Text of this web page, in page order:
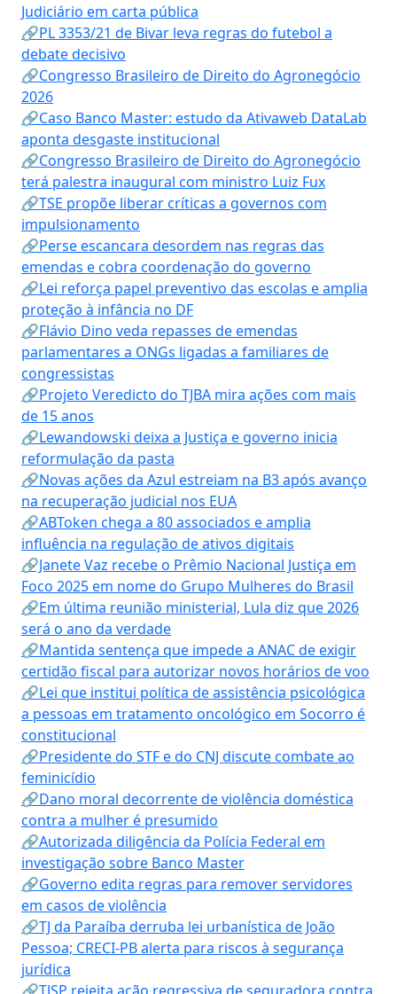
Judiciário em carta pública
🔗PL 3353/21 de Bivar leva regras do futebol a
debate decisivo
🔗Congresso Brasileiro de Direito do Agronegócio
2026
🔗Caso Banco Master: estudo da Ativaweb DataLab
aponta desgaste institucional
🔗Congresso Brasileiro de Direito do Agronegócio
terá palestra inaugural com ministro Luiz Fux
🔗TSE propõe liberar críticas a governos com
impulsionamento
🔗Perse escancara desordem nas regras das
emendas e cobra coordenação do governo
🔗Lei reforça papel preventivo das escolas e amplia
proteção à infância no DF
🔗Flávio Dino veda repasses de emendas
parlamentares a ONGs ligadas a familiares de
congressistas
🔗Projeto Veredicto do TJBA mira ações com mais
de 15 anos
🔗Lewandowski deixa a Justiça e governo inicia
reformulação da pasta
🔗Novas ações da Azul estreiam na B3 após avanço
na recuperação judicial nos EUA
🔗ABToken chega a 80 associados e amplia
influência na regulação de ativos digitais
🔗Janete Vaz recebe o Prêmio Nacional Justiça em
Foco 2025 em nome do Grupo Mulheres do Brasil
🔗Em última reunião ministerial, Lula diz que 2026
será o ano da verdade
🔗Mantida sentença que impede a ANAC de exigir
certidão fiscal para autorizar novos horários de voo
🔗Lei que institui política de assistência psicológica
a pessoas em tratamento oncológico em Socorro é
constitucional
🔗Presidente do STF e do CNJ discute combate ao
feminicídio
🔗Dano moral decorrente de violência doméstica
contra a mulher é presumido
🔗Autorizada diligência da Polícia Federal em
investigação sobre Banco Master
🔗Governo edita regras para remover servidores
em casos de violência
🔗TJ da Paraíba derruba lei urbanística de João
Pessoa; CRECI-PB alerta para riscos à segurança
jurídica